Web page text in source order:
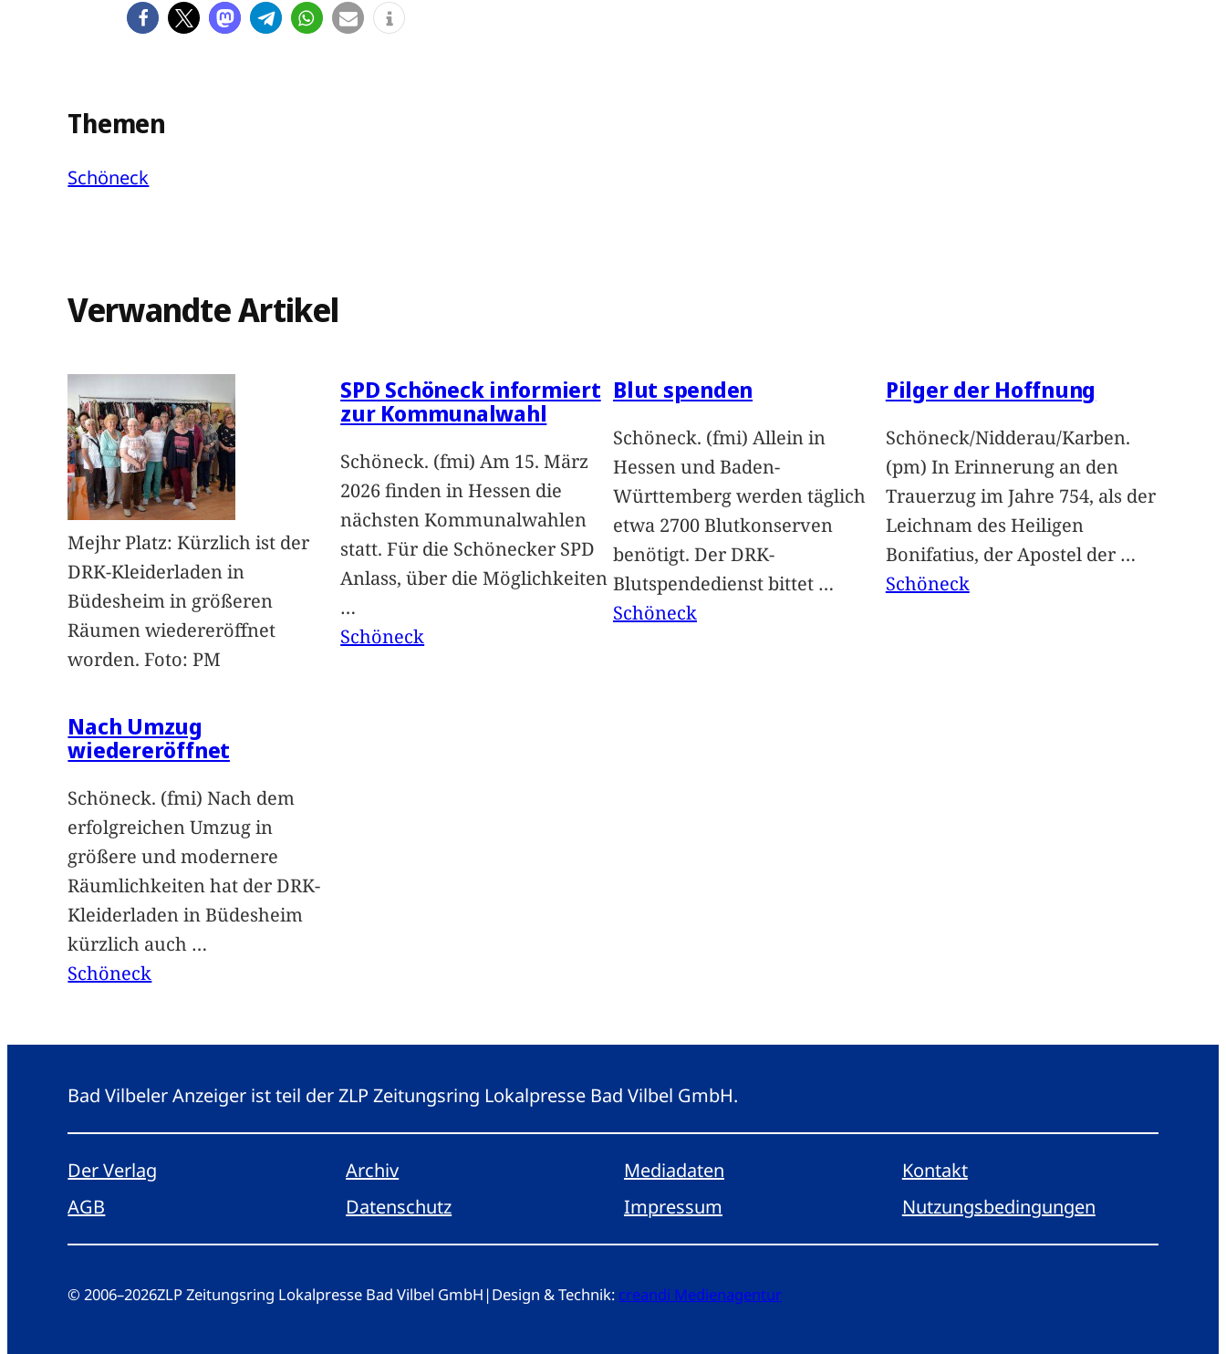
Themen
Schöneck
Verwandte Artikel
Mejhr Platz: Kürzlich ist der
DRK-Kleiderladen in
Büdesheim in größeren
Räumen wiedereröffnet
worden. Foto: PM
Nach Umzug
wiedereröffnet
Schöneck. (fmi) Nach dem
erfolgreichen Umzug in
größere und modernere
Räumlichkeiten hat der DRK-
Kleiderladen in Büdesheim
kürzlich auch …
Schöneck
SPD Schöneck informiert
zur Kommunalwahl
Schöneck. (fmi) Am 15. März
2026 finden in Hessen die
nächsten Kommunalwahlen
statt. Für die Schönecker SPD
Anlass, über die Möglichkeiten
…
Schöneck
Blut spenden
Schöneck. (fmi) Allein in
Hessen und Baden-
Württemberg werden täglich
etwa 2700 Blutkonserven
benötigt. Der DRK-
Blutspendedienst bittet …
Schöneck
Pilger der Hoffnung
Schöneck/Nidderau/Karben.
(pm) In Erinnerung an den
Trauerzug im Jahre 754, als der
Leichnam des Heiligen
Bonifatius, der Apostel der …
Schöneck
Bad Vilbeler Anzeiger ist teil der ZLP Zeitungsring Lokalpresse Bad Vilbel GmbH.
Der Verlag Archiv Mediadaten
Kontakt
AGB
Datenschutz Impressum Nutzungsbedingungen
© 2006–2026ZLP Zeitungsring Lokalpresse Bad Vilbel GmbH |Design & Technik: creandi Medienagentur